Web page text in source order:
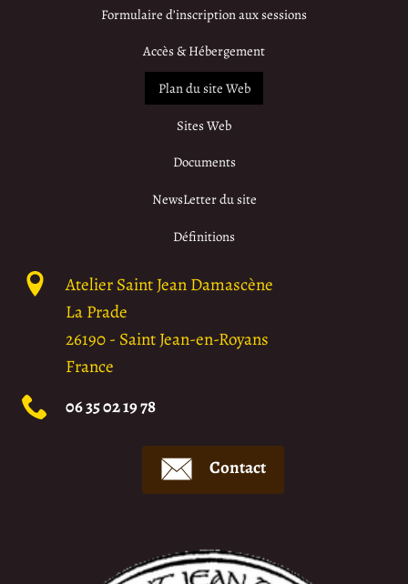
Formulaire d’inscription aux sessions
Accès & Hébergement
Plan du site Web
Sites Web
Documents
NewsLetter du site
Définitions
Atelier Saint Jean Damascène
La Prade
26190- Saint Jean-en-Royans
France
06 35 02 19 78
Contact